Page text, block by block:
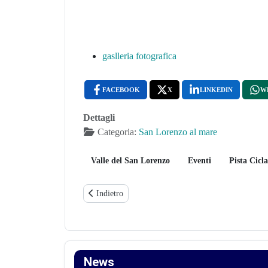
gaslleria fotografica
FACEBOOK X LINKEDIN
Dettagli
Categoria: San Lorenzo al mare
Valle del San Lorenzo Eventi Pista
Articolo precedente: GLI ALUNNI DELLA
Indietro
News